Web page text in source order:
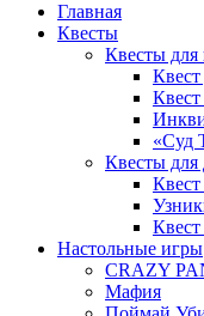
Главная
Квесты
Квесты для
«Суд
Квесты для
Настольные игры
CRAZY
Мафия